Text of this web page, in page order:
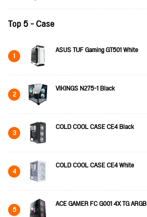
Top 5 - Case
1 ASUS TUF Gaming GT501 White
2 VIKINGS N275-1 Black
3 COLD COOL CASE CE4 Black
4 COLD COOL CASE CE4 White
5 ACE GAMER FC G001 4X TG ARGB